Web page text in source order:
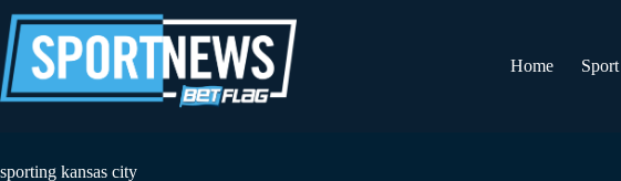
al
contenuto
Home
Sport
sporting kansas city